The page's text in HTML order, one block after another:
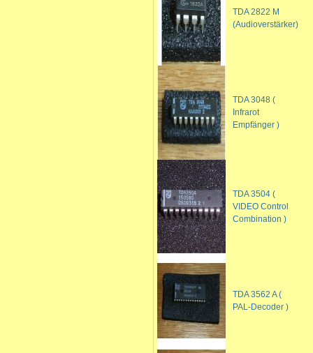
TDA 2822 M
(Audioverstärker)
TDA 3048 (
Infrarot
Empfänger )
TDA 3504 (
VIDEO Control
Combination )
TDA 3562 A (
PAL-Decoder )